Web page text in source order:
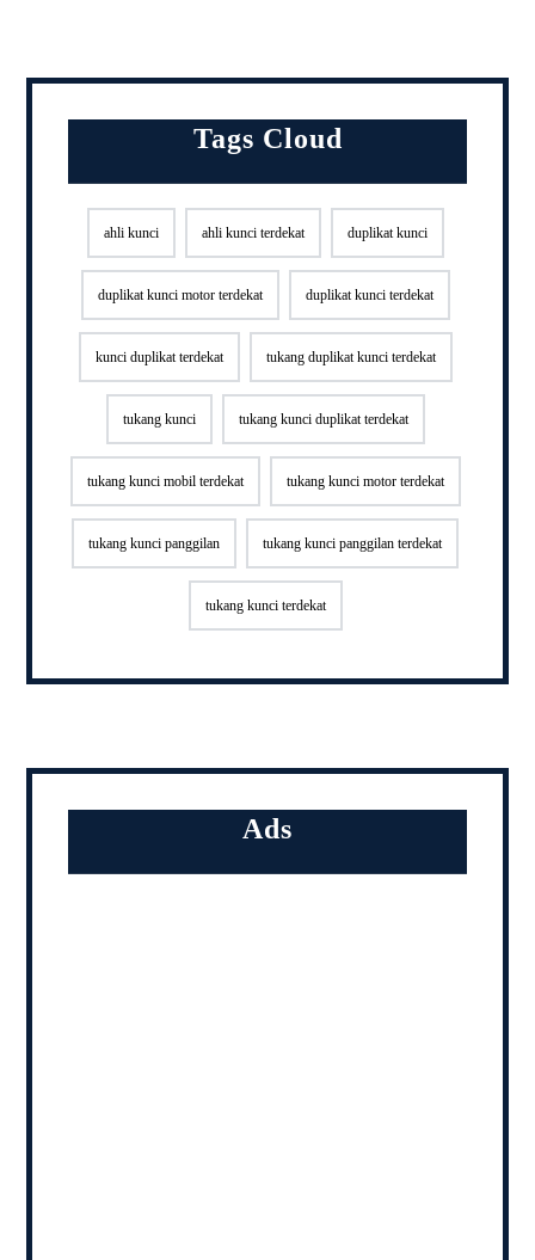
Tags Cloud
ahli kunci ahli kunci terdekat duplikat kunci
duplikat kunci motor terdekat duplikat kunci terdekat
kunci duplikat terdekat tukang duplikat kunci terdekat
tukang kunci tukang kunci duplikat terdekat
tukang kunci mobil terdekat tukang kunci motor terdekat
tukang kunci panggilan tukang kunci panggilan terdekat
tukang kunci terdekat
Ads